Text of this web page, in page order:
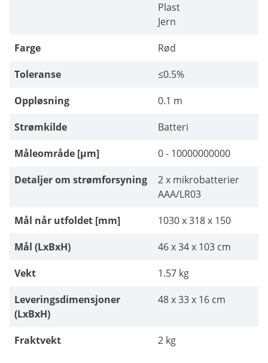
Plast
Jern
Farge
Rød
Toleranse
≤0.5%
Oppløsning
0.1 m
Strømkilde
Batteri
Måleområde [µm]
0 - 10000000000
Detaljer om strømforsyning
2 x mikrobatterier
AAA/LR03
Mål når utfoldet [mm]
1030 x 318 x 150
Mål (LxBxH)
46 x 34 x 103 cm
Vekt
1.57 kg
Leveringsdimensjoner
(LxBxH)
48 x 33 x 16 cm
Fraktvekt 2 kg